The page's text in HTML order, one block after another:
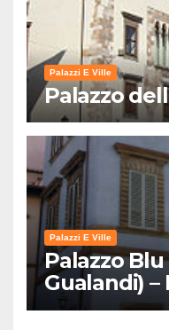
Palazzi E Ville
Palazzo
Palazzi E Ville
Palazzo
Gualandi) –
Mostre e